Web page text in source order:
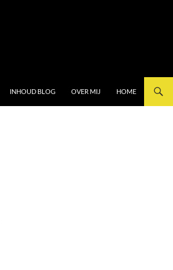
INHOUD BLOG OVER MIJ HOME